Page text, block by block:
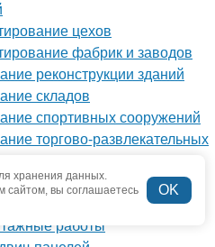
хранения данных.
сайтом, вы соглашаетесь
OK
цехов
фабрик и заводов
реконструкции зданий
складов
спортивных сооружений
торгово-развлекательных
документации
документации
работы